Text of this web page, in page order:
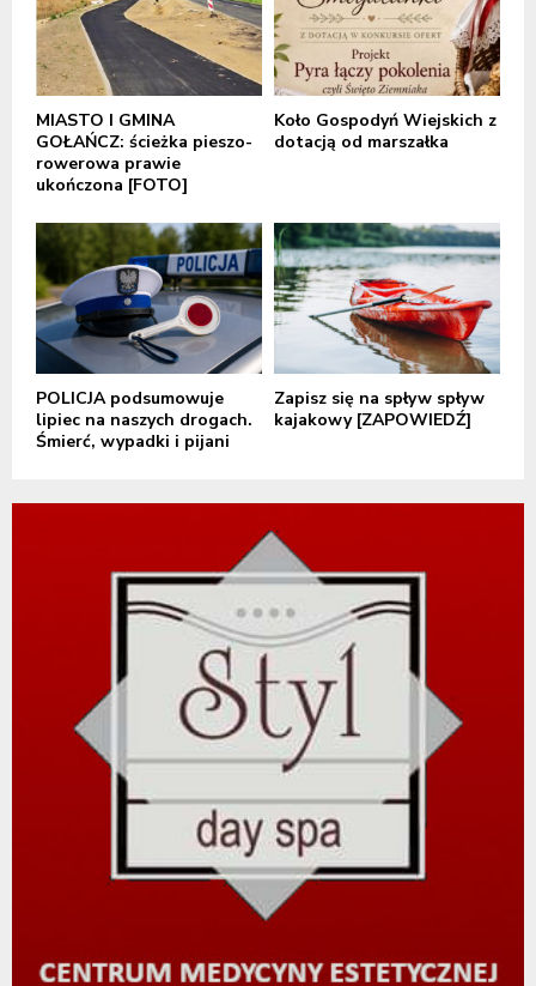
MIASTO I GMINA
GOŁAŃCZ: ścieżka pieszo-
rowerowa prawie
ukończona [FOTO]
Koło Gospodyń Wiejskich z
dotacją od marszałka
POLICJA podsumowuje
lipiec na naszych drogach.
Śmierć, wypadki i pijani
Zapisz się na spływ spływ
kajakowy [ZAPOWIEDŹ]